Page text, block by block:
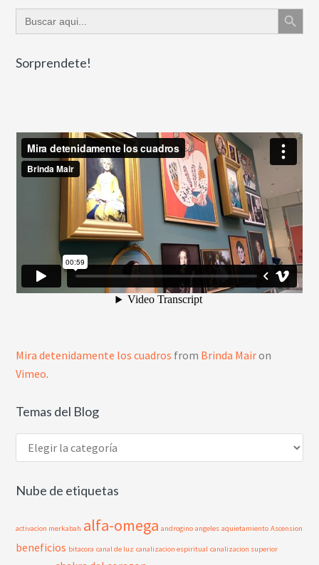
Buscar: Botón de
Sorprendete!
Mira detenidamente los cuadros from Brinda Mairon
Vimeo.
Temas del Blog
Temas
del
Nube de etiquetas
activacion merkabah alfa-omega androgino angeles aquietamiento Ascension
beneficios bitacora canal de luz canalizacion espiritual canalizacion superior